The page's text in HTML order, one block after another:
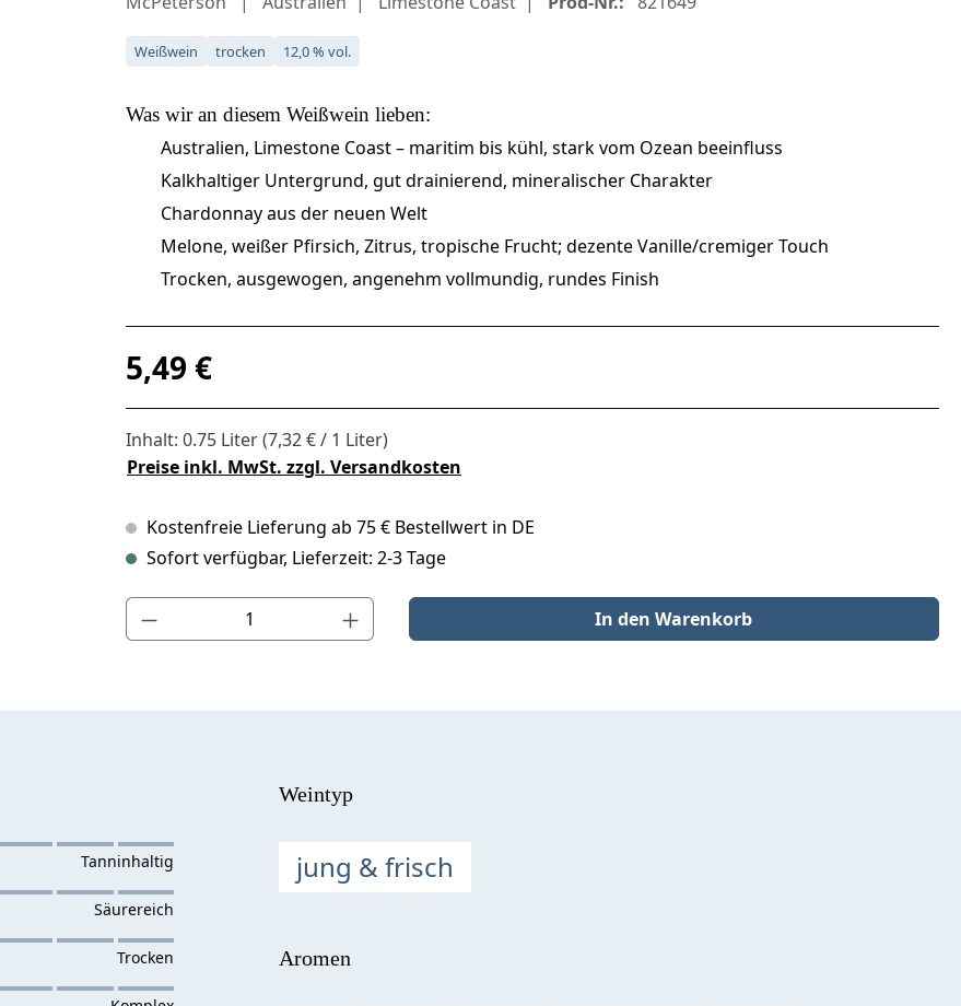
Weißwein trocken 12,0 % vol.
Was wir an diesem Weißwein lieben:
Australien, Limestone Coast – maritim bis kühl, stark vom Ozean beeinfluss
Kalkhaltiger Untergrund, gut drainierend, mineralischer Charakter
Chardonnay aus der neuen Welt
Melone, weißer Pfirsich, Zitrus, tropische Frucht; dezente Vanille/cremiger Touch
Trocken, ausgewogen, angenehm vollmundig, rundes Finish
Regulärer Preis:
5,49 €
Inhalt: 0.75 Liter(7,32 € / 1 Liter)
Preise inkl. MwSt. zzgl. Versandkosten
Kostenfreie Lieferung ab 75 € Bestellwert in DE
Sofort verfügbar, Lieferzeit: 2-3 Tage
Produkt Anzahl: Gib den gewünschten Wert ein oder benutze die Schaltflächen um die Anzahl zu erhöhen oder zu
In den Warenkorb
Weintyp
jung & frisch
Aromen